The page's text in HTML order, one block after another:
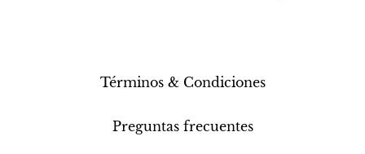
Términos & Condiciones
Preguntas frecuentes